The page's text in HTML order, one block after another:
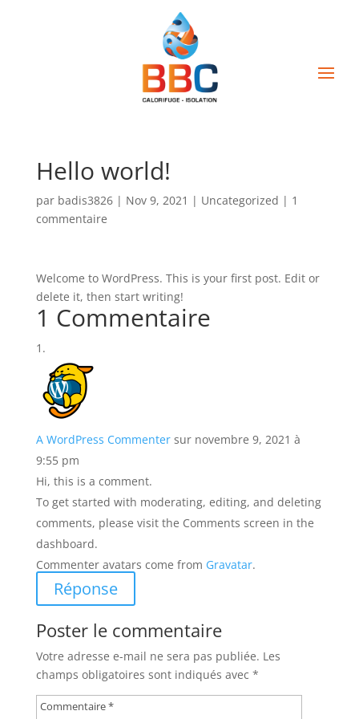
Hello world!
par badis3826| Nov 9, 2021 | Uncategorized | 1
commentaire
Welcome to WordPress. This is your first post. Edit or
delete it, then start writing!
1 Commentaire
A WordPress Commenter sur novembre 9, 2021 à
9:55 pm
Hi, this is a comment.
To get started with moderating, editing, and deleting
comments, please visit the Comments screen in the
dashboard.
Commenter avatars come from Gravatar.
Réponse
Poster le commentaire
Votre adresse e-mail ne sera pas publiée. Les
champs obligatoires sont indiqués avec *